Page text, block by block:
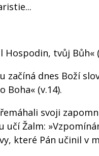
Hospodin, tvůj Bůh«
dnes Boží
Boha« (v.14).
svoji
Žalm:
které Pán učinil v